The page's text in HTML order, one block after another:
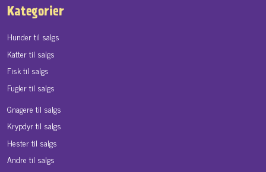
Kategorier
Hunder til salgs
Katter til salgs
Fisk til salgs
Fugler til salgs
Gnagere til salgs
Krypdyr til salgs
Hester til salgs
Andre til salgs